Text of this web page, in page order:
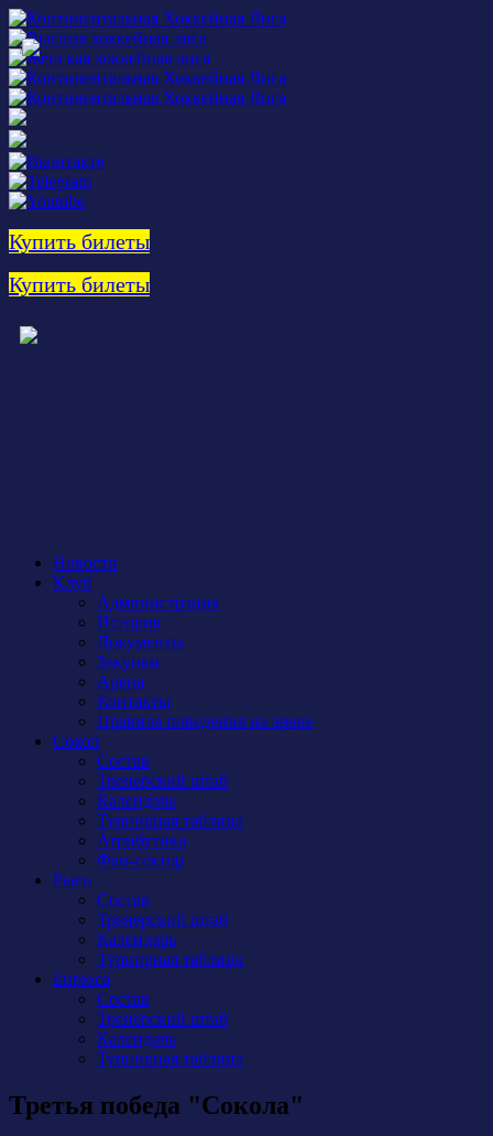
Купить билеты
Купить билеты
Новости
Клуб
Администрация
История
Документы
Закупки
Арена
Контакты
Правила поведения на арене
Сокол
Состав
Тренерский штаб
Календарь
Турнирная таблица
Атрибутика
Фан-сектор
Рыси
Состав
Тренерский штаб
Календарь
Турнирная таблица
Бирюса
Состав
Тренерский штаб
Календарь
Турнирная таблица
Третья победа "Сокола"